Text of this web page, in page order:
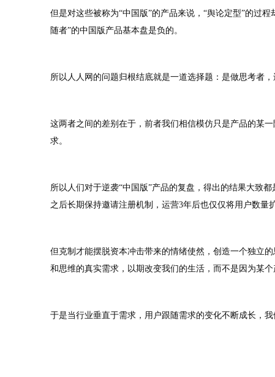
但是对这些被称为“中国版”的产品来说，“舆论定型”的过
随者”的中国版产品基本盘是负的。
所以人人网的问题归根结底就是一道选择题：是做思考者，
这两者之间的差别在于，前者我们相信模仿只是产品的某
求。
所以人们对于逆袭“中国版”产品的复盘，得出的结果大致
之后长期保持邀请注册机制，运营3年后也仅仅将用户数量
但克制才能摆脱资本冲击带来的情绪使然，创造一个独立
和思维的真实需求，以期改变我们的生活，而不是因为某
于是当行业垂直于需求，用户跟随需求的变化不断成长，